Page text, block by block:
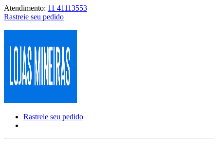
Atendimento: 11 41113553
Rastreie seu pedido
Rastreie seu pedido